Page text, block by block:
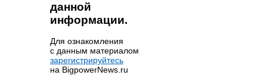
данной
информации.
Для ознакомления
с данным материалом
зарегистрируйтесь
на BigpowerNews.ru